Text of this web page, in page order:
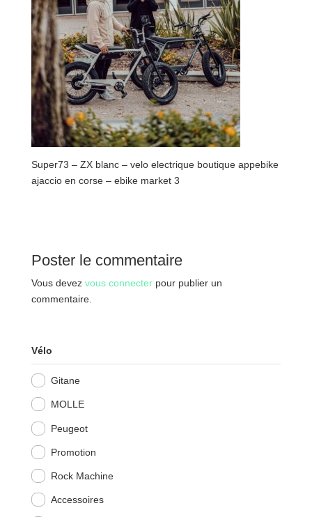
Super73 – ZX blanc – velo electrique boutique appebike
ajaccio en corse – ebike market 3
Poster le commentaire
Vous devez vous connecterpour publier un
commentaire.
Vélo
Gitane
MOLLE
Peugeot
Promotion
Rock Machine
Accessoires